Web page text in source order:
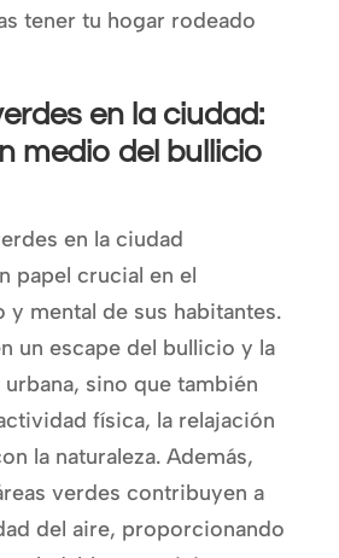
tener tu hogar rodeado
en la ciudad:
medio del bullicio
en la ciudad
papel crucial en el
y mental de sus habitantes.
un escape del bullicio y la
sino que también
física, la relajación
la naturaleza. Además,
verdes contribuyen a
del aire, proporcionando